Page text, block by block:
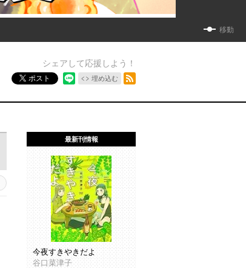
移動
シェアして応援しよう！
ポスト 埋め込む
最新刊情報
今夜すきやきだよ
谷口菜津子